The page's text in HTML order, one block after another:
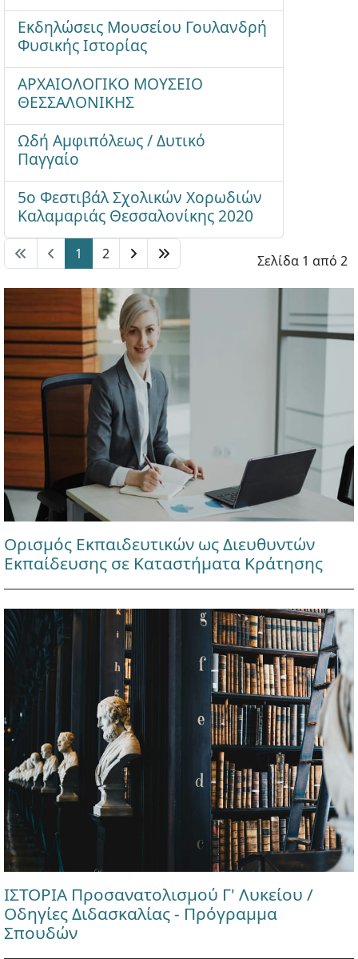
Εκδηλώσεις Μουσείου Γουλανδρή
Φυσικής Ιστορίας
ΑΡΧΑΙΟΛΟΓΙΚΟ ΜΟΥΣΕΙΟ
ΘΕΣΣΑΛΟΝΙΚΗΣ
Ωδή Αμφιπόλεως / Δυτικό
Παγγαίο
5ο Φεστιβάλ Σχολικών Χορωδιών
Καλαμαριάς Θεσσαλονίκης 2020
Σελίδα 1 από 2
1 2
Ορισμός Εκπαιδευτικών ως Διευθυντών
Εκπαίδευσης σε Καταστήματα Κράτησης
ΙΣΤΟΡΙΑ Προσανατολισμού Γ' Λυκείου /
Οδηγίες Διδασκαλίας - Πρόγραμμα
Σπουδών